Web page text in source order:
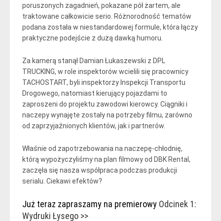
poruszonych zagadnień, pokazane pół żartem, ale
traktowane całkowicie serio. Różnorodność tematów
podana została w niestandardowej formule, która łączy
praktyczne podejście z dużą dawką humoru.
Za kamerą stanął Damian Łukaszewski z DPL
TRUCKING, w role inspektorów wcielili się pracownicy
TACHOSTART, byli inspektorzy Inspekcji Transportu
Drogowego, natomiast kierujący pojazdami to
zaproszeni do projektu zawodowi kierowcy. Ciągniki i
naczepy wynajęte zostały na potrzeby filmu, zarówno
od zaprzyjaźnionych klientów, jak i partnerów.
Właśnie od zapotrzebowania na naczepę-chłodnię,
którą wypożyczyliśmy na plan filmowy od DBK Rental,
zaczęła się nasza współpraca podczas produkcji
serialu. Ciekawi efektów?
Już teraz zapraszamy na premierowy Odcinek 1:
Wydruki Łysego >>